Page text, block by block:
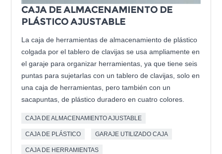
CAJA DE ALMACENAMIENTO DE
PLÁSTICO AJUSTABLE
La caja de herramientas de almacenamiento de plástico
colgada por el tablero de clavijas se usa ampliamente en
el garaje para organizar herramientas, ya que tiene seis
puntas para sujetarlas con un tablero de clavijas, solo en
una caja de herramientas, pero también con un
sacapuntas, de plástico duradero en cuatro colores.
CAJA DE ALMACENAMIENTO AJUSTABLE
CAJA DE PLÁSTICO GARAJE UTILIZADO CAJA
CAJA DE HERRAMIENTAS